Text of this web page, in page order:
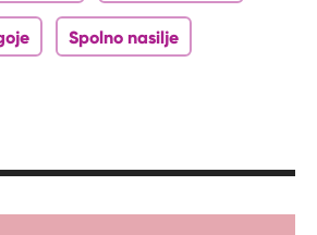
Spolno nasilje